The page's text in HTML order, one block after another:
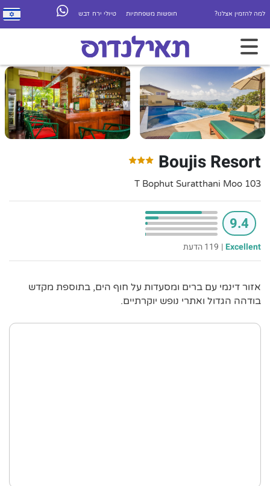
למה להזמין אצלנו? חופשות משפחתיות טיולי ירח דבש
Boujis Resort
103 T Bophut Suratthani Moo
9.4
Excellent
| 119 הדעת
אזור דינמי עם ברים ומסעדות על חוף הים, בתוספת מקדש
בודהה הגדול ואתרי נופש יוקרתיים.